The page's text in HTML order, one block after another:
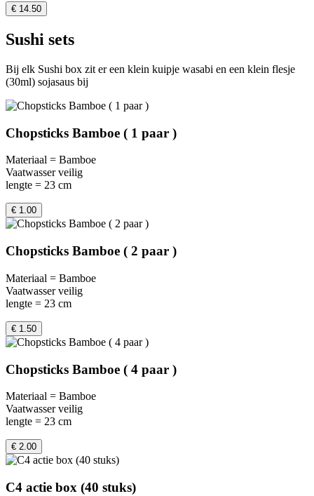
€ 14.50
Sushi sets
Bij elk Sushi box zit er een klein kuipje wasabi en een klein flesje
(30ml) sojasaus bij
Chopsticks Bamboe ( 1 paar )
Materiaal = Bamboe
Vaatwasser veilig
lengte = 23 cm
€ 1.00
Chopsticks Bamboe ( 2 paar )
Materiaal = Bamboe
Vaatwasser veilig
lengte = 23 cm
€ 1.50
Chopsticks Bamboe ( 4 paar )
Materiaal = Bamboe
Vaatwasser veilig
lengte = 23 cm
€ 2.00
C4 actie box (40 stuks)